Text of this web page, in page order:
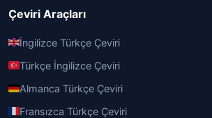
Çeviri Araçları
İngilizce Türkçe Çeviri
Türkçe İngilizce Çeviri
Almanca Türkçe Çeviri
Fransızca Türkçe Çeviri